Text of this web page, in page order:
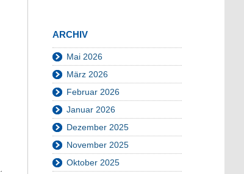
ARCHIV
Mai 2026
März 2026
Februar 2026
Januar 2026
Dezember 2025
November 2025
Oktober 2025